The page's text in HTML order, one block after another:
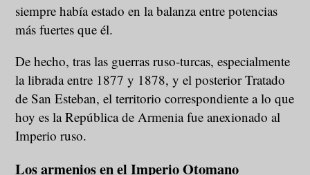
siempre había estado en la balanza entre potencias
más fuertes que él.
De hecho, tras las guerras ruso-turcas, especialmente
la librada entre 1877 y 1878, y el posterior Tratado
de San Esteban, el territorio correspondiente a lo que
hoy es la República de Armenia fue anexionado al
Imperio ruso.
Los armenios en el Imperio Otomano